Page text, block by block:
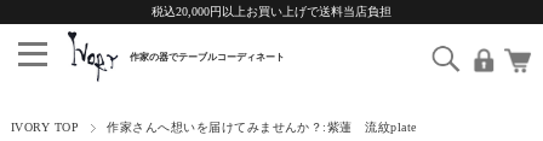
税込20,000円以上お買い上げで送料当店負担
IVORY TOP 作家さんへ想いを届けてみませんか？:紫蓮 流紋plate